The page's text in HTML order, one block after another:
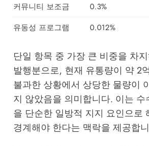
커뮤니티 보조금
0.3%
유동성 프로그램
0.012%
단일 항목 중 가장 큰 비중을 차
발행분으로, 현재 유통량이 약 2
불과한 상황에서 상당한 물량이
지 않았음을 의미합니다. 이는 수
을 단순한 일방적 지지 요인으로
경계해야 한다는 맥락을 제공합